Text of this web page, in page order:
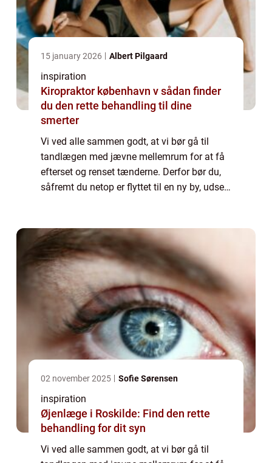
15 january 2026 Albert Pilgaard
inspiration
Kiropraktor københavn v sådan finder
du den rette behandling til dine
smerter
Vi ved alle sammen godt, at vi bør gå til
tandlægen med jævne mellemrum for at få
efterset og renset tænderne. Derfor bør du,
såfremt du netop er flyttet til en ny by, udse
02 november 2025 Sofie Sørensen
inspiration
Øjenlæge i Roskilde: Find den rette
behandling for dit syn
Vi ved alle sammen godt, at vi bør gå til